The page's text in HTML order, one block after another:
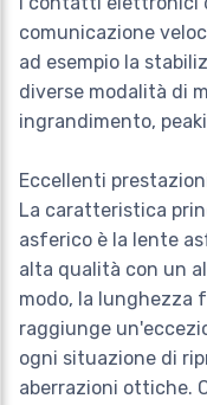
comunicazione
ad esempio la
diverse modalità di
ingrandimento,
Eccellenti
La caratteristica
asferico è la lente
alta qualità con un
modo, la lunghezza
raggiunge
ogni situazione di
aberrazioni ottiche.